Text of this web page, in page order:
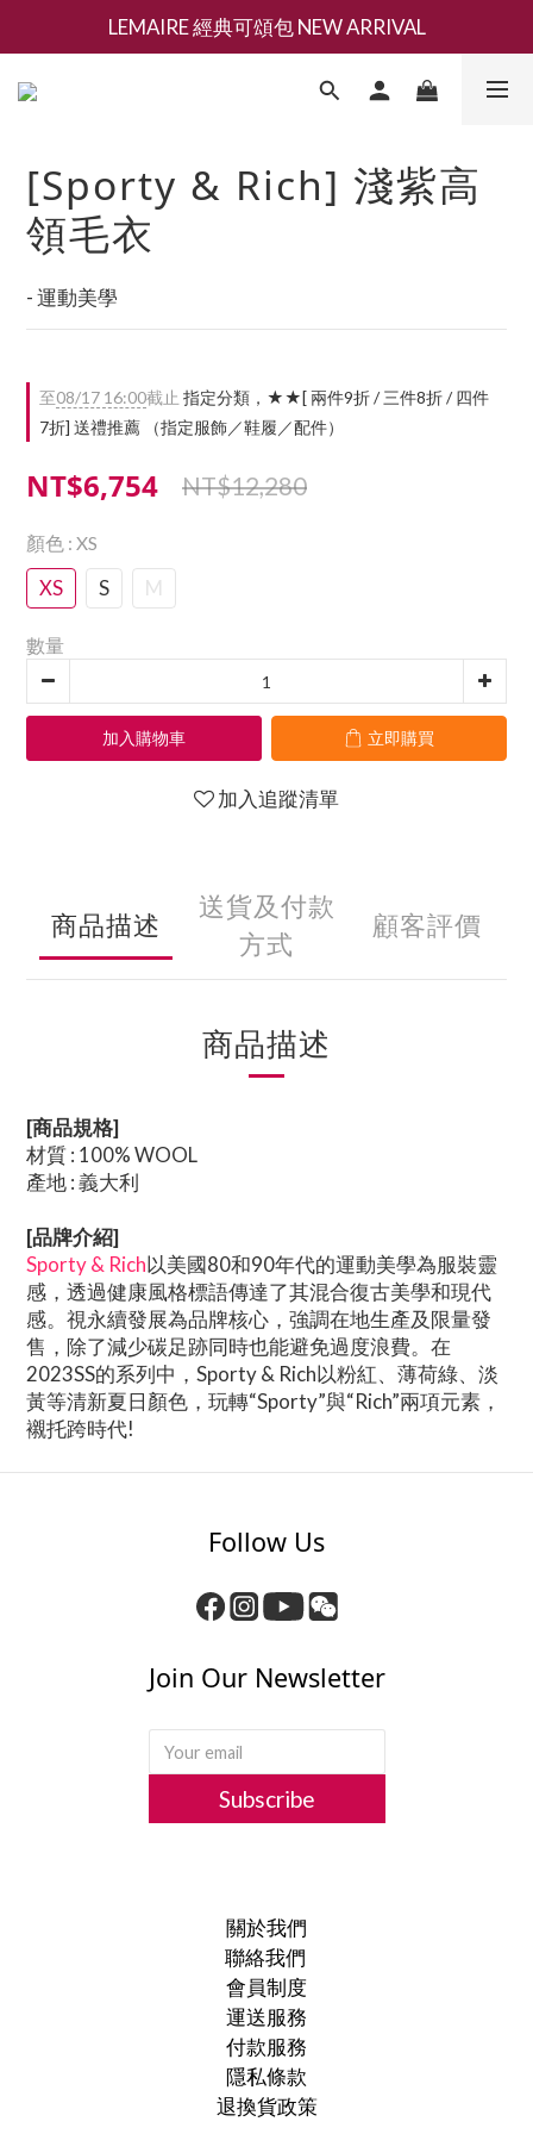
新會員募集現領抵用千元購物金
LEMAIRE 經典可頌包 NEW ARRIVAL
香氛 / 家居 / 餐廚 [ 全館折上兩件9折，三件享85折 】
[Sporty & Rich] 淺紫高
領毛衣
- 運動美學
至08/17 16:00截止 指定分類，★★[ 兩件9折 / 三件8折 / 四件
7折] 送禮推薦 （指定服飾／鞋履／配件）
NT$6,754 NT$12,280
顏色 : XS
XS S M
數量
加入購物車 立即購買
加入追蹤清單
商品描述
送貨及付款
方式
顧客評價
商品描述
[商品規格]
材質 : 100% WOOL
產地 : 義大利
[品牌介紹]
Sporty & Rich以美國80和90年代的運動美學為服裝靈
感，透過健康風格標語傳達了其混合復古美學和現代
感。視永續發展為品牌核心，強調在地生產及限量發
售，除了減少碳足跡同時也能避免過度浪費。在
2023SS的系列中，Sporty & Rich以粉紅、薄荷綠、淡
黃等清新夏日顏色，玩轉“Sporty”與“Rich”兩項元素，
襯托跨時代!
Follow Us
Join Our Newsletter
Subscribe
關於我們
聯絡我們
會員制度
運送服務
付款服務
隱私條款
退換貨政策